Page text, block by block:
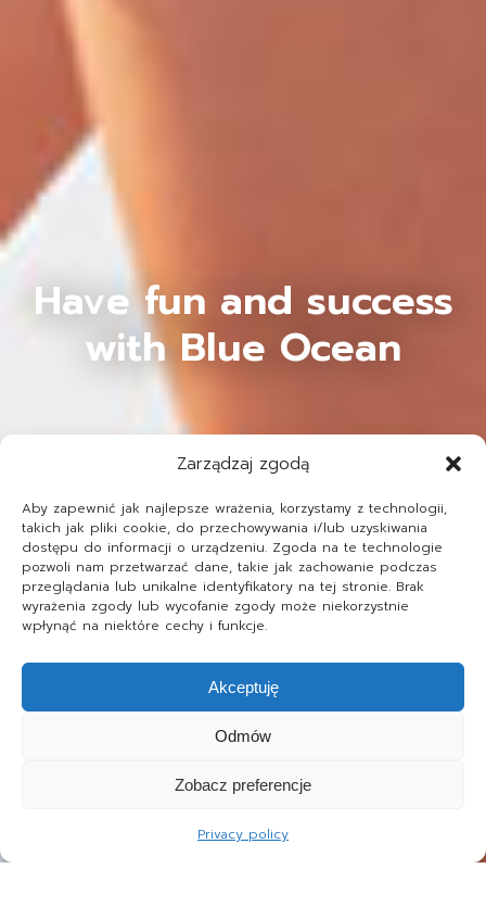
Zarządzaj zgodą
Aby zapewnić jak najlepsze wrażenia, korzystamy z technologii,
takich jak pliki cookie, do przechowywania i/lub uzyskiwania
dostępu do informacji o urządzeniu. Zgoda na te technologie
pozwoli nam przetwarzać dane, takie jak zachowanie podczas
przeglądania lub unikalne identyfikatory na tej stronie. Brak
wyrażenia zgody lub wycofanie zgody może niekorzystnie
wpłynąć na niektóre cechy i funkcje.
Akceptuję
Odmów
Zobacz preferencje
Privacy policy
Have fun and success
with Blue Ocean